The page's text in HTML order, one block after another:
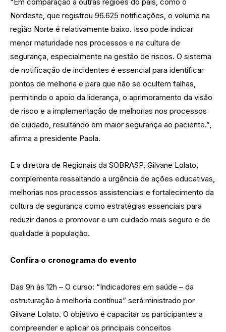
Nordeste, que registrou 96.625 notificações, o volume na
região Norte é relativamente baixo. Isso pode indicar
menor maturidade nos processos e na cultura de
segurança, especialmente na gestão de riscos. O sistema
de notificação de incidentes é essencial para identificar
pontos de melhoria e para que não se ocultem falhas,
permitindo o apoio da liderança, o aprimoramento da visão
de risco e a implementação de melhorias nos processos
de cuidado, resultando em maior segurança ao paciente.”,
afirma a presidente Paola.
E a diretora de Regionais da SOBRASP, Gilvane Lolato,
complementa ressaltando a urgência de ações educativas,
melhorias nos processos assistenciais e fortalecimento da
cultura de segurança como estratégias essenciais para
reduzir danos e promover e um cuidado mais seguro e de
qualidade à população.
Confira o cronograma do evento
Das 9h às 12h – O curso: “Indicadores em saúde – da
estruturação à melhoria contínua” será ministrado por
Gilvane Lolato. O objetivo é capacitar os participantes a
compreender e aplicar os principais conceitos